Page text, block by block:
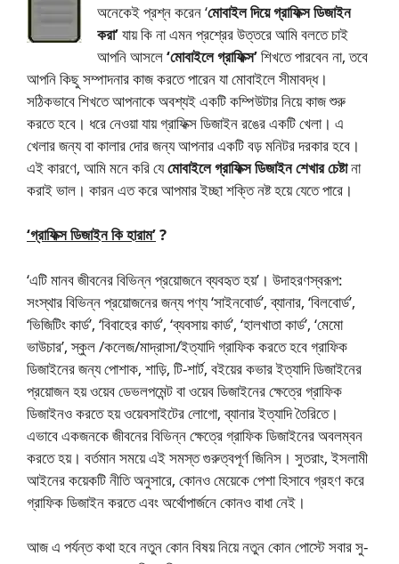
অনেকেই প্রশ্ন করেন ‘মোবাইল দিয়ে গ্রাফিক্স ডিজাইন
করা’যায় কি না এমন প্রশ্রের উত্তরে আমি বলতে চাই
আপনি আসলে‘মোবাইলে গ্রাফিক্স’শিখতে পারবেন না, তবে
আপনি কিছু সম্পাদনার কাজ করতে পারেন যা মোবাইলে সীমাবদ্ধ।
সঠিকভাবে শিখতে আপনাকে অবশ্যই একটি কম্পিউটার নিয়ে কাজ শুরু
করতে হবে। ধরে নেওয়া যায় গ্রাফিক্স ডিজাইন রঙের একটি খেলা। এ
খেলার জন্য বা কালার দোর জন্য আপনার একটি বড় মনিটর দরকার হবে।
এই কারণে, আমি মনে করি যেমোবাইলে গ্রাফিক্স ডিজাইন শেখার চেষ্টানা
করাই ভাল। কারন এত করে আপমার ইচ্ছা শক্তি নষ্ট হয়ে যেতে পারে।
‘গ্রাফিক্স ডিজাইন কি হারাম’?
‘এটি মানব জীবনের বিভিন্ন প্রয়োজনে ব্যবহৃত হয়’। উদাহরণস্বরূপ:
সংস্থার বিভিন্ন প্রয়োজনের জন্য পণ্য ‘সাইনবোর্ড’, ব্যানার, ‘বিলবোর্ড’,
‘ভিজিটিং কার্ড’, ‘বিবাহের কার্ড’, ‘ব্যবসায় কার্ড’, ‘হালখাতা কার্ড’, ‘মেমো
ভাউচার’, স্কুল /কলেজ/মাদ্রাসা/ইত্যাদি গ্রাফিক করতে হবে গ্রাফিক
ডিজাইনের জন্য পোশাক, শাড়ি, টি-শার্ট, বইয়ের কভার ইত্যাদি ডিজাইনের
প্রয়োজন হয় ওয়েব ডেভলপমেন্ট বা ওয়েব ডিজাইনের ক্ষেত্রে গ্রাফিক
ডিজাইনও করতে হয় ওয়েবসাইটের লোগো, ব্যানার ইত্যাদি তৈরিতে।
এভাবে একজনকে জীবনের বিভিন্ন ক্ষেত্রে গ্রাফিক ডিজাইনের অবলম্বন
করতে হয়। বর্তমান সময়ে এই সমস্ত গুরুত্বপূর্ণ জিনিস। সুতরাং, ইসলামী
আইনের কয়েকটি নীতি অনুসারে, কোনও মেয়েকে পেশা হিসাবে গ্রহণ করে
গ্রাফিক ডিজাইন করতে এবং অর্থোপার্জনে কোনও বাধা নেই।
আজ এ পর্যন্ত কথা হবে নতুন কোন বিষয় নিয়ে নতুন কোন পোস্টে সবার সু-